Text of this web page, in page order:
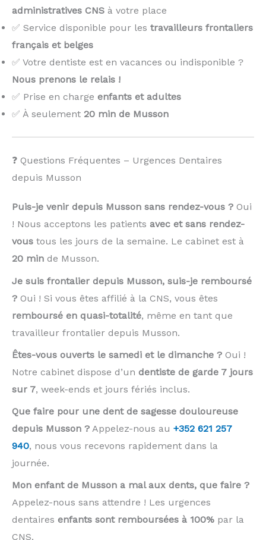
administratives CNS à votre place
✅ Service disponible pour les travailleurs frontaliers
français et belges
✅ Votre dentiste est en vacances ou indisponible ?
Nous prenons le relais !
✅ Prise en charge enfants et adultes
✅ À seulement 20 min de Musson
❓ Questions Fréquentes – Urgences Dentaires
depuis Musson
Puis-je venir depuis Musson sans rendez-vous ? Oui
! Nous acceptons les patients avec et sans rendez-
vous tous les jours de la semaine. Le cabinet est à
20 min de Musson.
Je suis frontalier depuis Musson, suis-je remboursé
? Oui ! Si vous êtes affilié à la CNS, vous êtes
remboursé en quasi-totalité, même en tant que
travailleur frontalier depuis Musson.
Êtes-vous ouverts le samedi et le dimanche ? Oui !
Notre cabinet dispose d’un dentiste de garde 7 jours
sur 7, week-ends et jours fériés inclus.
Que faire pour une dent de sagesse douloureuse
depuis Musson ? Appelez-nous au +352 621 257
940, nous vous recevons rapidement dans la
journée.
Mon enfant de Musson a mal aux dents, que faire ?
Appelez-nous sans attendre ! Les urgences
dentaires enfants sont remboursées à 100% par la
CNS.